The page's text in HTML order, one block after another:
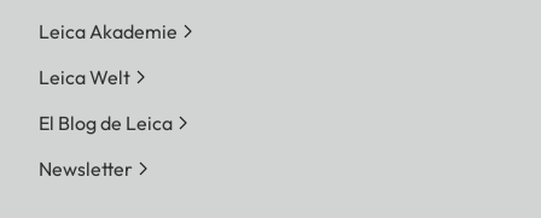
Leica Akademie
Leica Welt
El Blog de Leica
Newsletter